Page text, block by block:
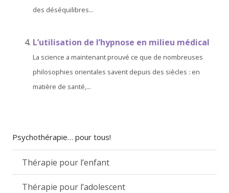
des déséquilibres...
L’utilisation de l’hypnose en milieu médical
La science a maintenant prouvé ce que de nombreuses
philosophies orientales savent depuis des siècles : en
matière de santé,...
Psychothérapie… pour tous!
Thérapie pour l’enfant
Thérapie pour l’adolescent